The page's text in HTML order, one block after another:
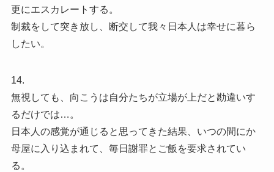
更にエスカレートする。
制裁をして突き放し、断交して我々日本人は幸せに暮ら
したい。
14.
無視しても、向こうは自分たちが立場が上だと勘違いす
るだけでは…。
日本人の感覚が通じると思ってきた結果、いつの間にか
母屋に入り込まれて、毎日謝罪とご飯を要求されてい
る。